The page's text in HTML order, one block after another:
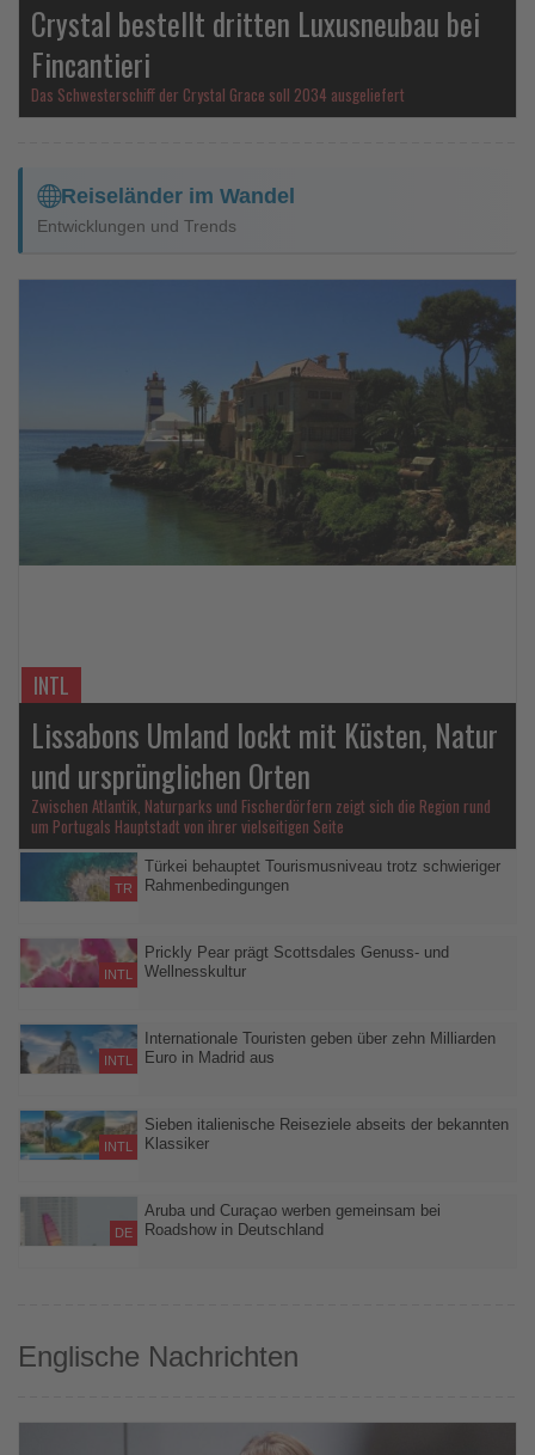
Crystal bestellt dritten Luxusneubau bei
Fincantieri
Das Schwesterschiff der Crystal Grace soll 2034 ausgeliefert
Reiseländer im Wandel
Entwicklungen und Trends
INTL
Lissabons Umland lockt mit Küsten, Natur
und ursprünglichen Orten
Zwischen Atlantik, Naturparks und Fischerdörfern zeigt sich die Region rund
um Portugals Hauptstadt von ihrer vielseitigen Seite
TR
Türkei behauptet Tourismusniveau trotz schwieriger
Rahmenbedingungen
ersten Halbjahr 2026
INTL
Prickly Pear prägt Scottsdales Genuss- und
Wellnesskultur
inspiriert Kulinarik, Spa-Angebote und regionale Spezialitäten
INTL
Internationale Touristen geben über zehn Milliarden
Euro in Madrid aus
Rekordausgaben in Spaniens Hauptstadt, die vor allem bei
Reisenden aus den USA weiter an Beliebtheit gewinnt
INTL
Sieben italienische Reiseziele abseits der bekannten
Klassiker
Küstenorte, historische Städte und ursprüngliche Inseln auf
Reisende, die das Land von einer weniger bekannten Seite
erleben möchten
DE
Aruba und Curaçao werben gemeinsam bei
Roadshow in Deutschland
Englische Nachrichten